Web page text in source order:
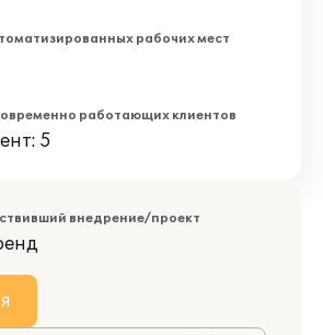
рабочих мест
работающих клиентов
5
внедрение/проект